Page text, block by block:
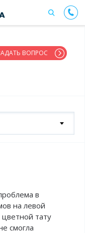
ВОПРОС
в
на левой
тату
смогла